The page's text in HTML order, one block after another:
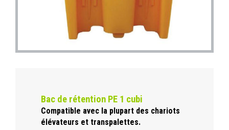
Bac de rétention PE 1 cubi
Compatible avec la plupart des chariots
élévateurs et transpalettes.